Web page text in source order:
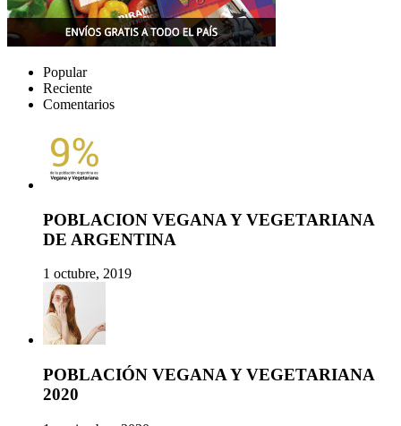
Popular
Reciente
Comentarios
POBLACION VEGANA Y VEGETARIANA
DE ARGENTINA
1 octubre, 2019
POBLACIÓN VEGANA Y VEGETARIANA
2020